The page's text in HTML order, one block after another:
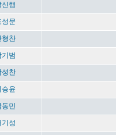
신행
성문
형찬
기범
성찬
승윤
동민
기성